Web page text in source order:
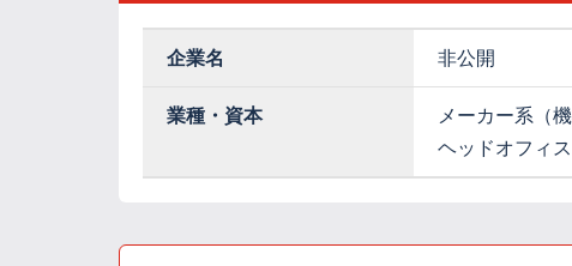
企業名 非公開
業種・資本
メーカー系（
ヘッドオフィ